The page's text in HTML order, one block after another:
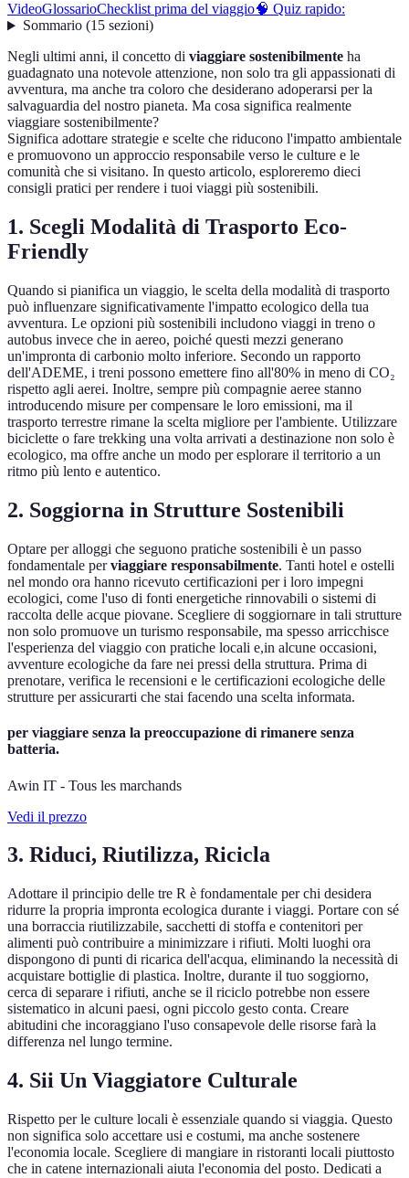
VideoGlossarioChecklist prima del viaggio🧠 Quiz rapido:
Sommario(15 sezioni)
Negli ultimi anni, il concetto di viaggiare sostenibilmente ha
guadagnato una notevole attenzione, non solo tra gli appassionati di
avventura, ma anche tra coloro che desiderano adoperarsi per la
salvaguardia del nostro pianeta. Ma cosa significa realmente
viaggiare sostenibilmente?
Significa adottare strategie e scelte che riducono l'impatto ambientale
e promuovono un approccio responsabile verso le culture e le
comunità che si visitano. In questo articolo, esploreremo dieci
consigli pratici per rendere i tuoi viaggi più sostenibili.
1. Scegli Modalità di Trasporto Eco-
Friendly
Quando si pianifica un viaggio, le scelta della modalità di trasporto
può influenzare significativamente l'impatto ecologico della tua
avventura. Le opzioni più sostenibili includono viaggi in treno o
autobus invece che in aereo, poiché questi mezzi generano
un'impronta di carbonio molto inferiore. Secondo un rapporto
dell'ADEME, i treni possono emettere fino all'80% in meno di CO₂
rispetto agli aerei. Inoltre, sempre più compagnie aeree stanno
introducendo misure per compensare le loro emissioni, ma il
trasporto terrestre rimane la scelta migliore per l'ambiente. Utilizzare
biciclette o fare trekking una volta arrivati a destinazione non solo è
ecologico, ma offre anche un modo per esplorare il territorio a un
ritmo più lento e autentico.
2. Soggiorna in Strutture Sostenibili
Optare per alloggi che seguono pratiche sostenibili è un passo
fondamentale perviaggiare responsabilmente. Tanti hotel e ostelli
nel mondo ora hanno ricevuto certificazioni per i loro impegni
ecologici, come l'uso di fonti energetiche rinnovabili o sistemi di
raccolta delle acque piovane. Scegliere di soggiornare in tali strutture
non solo promuove un turismo responsabile, ma spesso arricchisce
l'esperienza del viaggio con pratiche locali e,in alcune occasioni,
avventure ecologiche da fare nei pressi della struttura. Prima di
prenotare, verifica le recensioni e le certificazioni ecologiche delle
strutture per assicurarti che stai facendo una scelta informata.
per viaggiare senza la preoccupazione di rimanere senza
batteria.
Awin IT - Tous les marchands
Vedi il prezzo
3. Riduci, Riutilizza, Ricicla
Adottare il principio delle tre R è fondamentale per chi desidera
ridurre la propria impronta ecologica durante i viaggi. Portare con sé
una borraccia riutilizzabile, sacchetti di stoffa e contenitori per
alimenti può contribuire a minimizzare i rifiuti. Molti luoghi ora
dispongono di punti di ricarica dell'acqua, eliminando la necessità di
acquistare bottiglie di plastica. Inoltre, durante il tuo soggiorno,
cerca di separare i rifiuti, anche se il riciclo potrebbe non essere
sistematico in alcuni paesi, ogni piccolo gesto conta. Creare
abitudini che incoraggiano l'uso consapevole delle risorse farà la
differenza nel lungo termine.
4. Sii Un Viaggiatore Culturale
Rispetto per le culture locali è essenziale quando si viaggia. Questo
non significa solo accettare usi e costumi, ma anche sostenere
l'economia locale. Scegliere di mangiare in ristoranti locali piuttosto
che in catene internazionali aiuta l'economia del posto. Dedicati a